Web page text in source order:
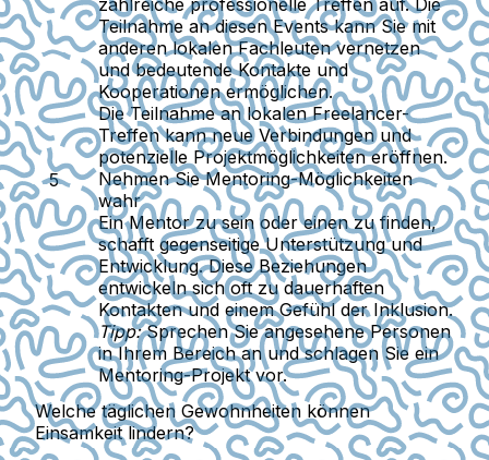
Teilnahme an diesen Events kann Sie mit
anderen lokalen Fachleuten vernetzen
und bedeutende Kontakte und
Kooperationen ermöglichen.
Die Teilnahme an lokalen Freelancer-
Treffen kann neue Verbindungen und
potenzielle Projektmöglichkeiten eröffnen.
Nehmen Sie Mentoring-Möglichkeiten
wahr
Ein Mentor zu sein oder einen zu finden,
schafft gegenseitige Unterstützung und
Entwicklung. Diese Beziehungen
entwickeln sich oft zu dauerhaften
Kontakten und einem Gefühl der Inklusion.
Tipp:Sprechen Sie angesehene Personen
in Ihrem Bereich an und schlagen Sie ein
Mentoring-Projekt vor.
Welche täglichen Gewohnheiten können
Einsamkeit lindern?